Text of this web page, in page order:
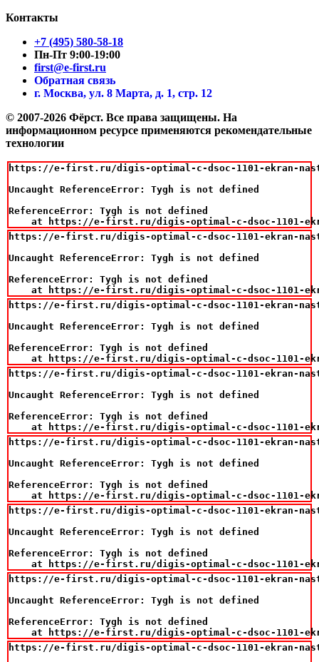
Контакты
+7 (495) 580-58-18
Пн-Пт 9:00-19:00
first@e-first.ru
Обратная связь
г. Москва, ул. 8 Марта, д. 1, стр. 12
© 2007-2026 Фёрст. Все права защищены. На
информационном ресурсе применяются рекомендательные
технологии
https://e-first.ru/digis-optimal-c-dsoc-1101-ekran-
Uncaught ReferenceError: Tygh is not defined
ReferenceError: Tygh is not defined
at https://e-first.ru/digis-optimal-c-dsoc-1101-
https://e-first.ru/digis-optimal-c-dsoc-1101-ekran-
Uncaught ReferenceError: Tygh is not defined
ReferenceError: Tygh is not defined
at https://e-first.ru/digis-optimal-c-dsoc-1101-
https://e-first.ru/digis-optimal-c-dsoc-1101-ekran-
Uncaught ReferenceError: Tygh is not defined
ReferenceError: Tygh is not defined
at https://e-first.ru/digis-optimal-c-dsoc-1101-
https://e-first.ru/digis-optimal-c-dsoc-1101-ekran-
Uncaught ReferenceError: Tygh is not defined
ReferenceError: Tygh is not defined
at https://e-first.ru/digis-optimal-c-dsoc-1101-
https://e-first.ru/digis-optimal-c-dsoc-1101-ekran-
Uncaught ReferenceError: Tygh is not defined
ReferenceError: Tygh is not defined
at https://e-first.ru/digis-optimal-c-dsoc-1101-
https://e-first.ru/digis-optimal-c-dsoc-1101-ekran-
Uncaught ReferenceError: Tygh is not defined
ReferenceError: Tygh is not defined
at https://e-first.ru/digis-optimal-c-dsoc-1101-
https://e-first.ru/digis-optimal-c-dsoc-1101-ekran-
Uncaught ReferenceError: Tygh is not defined
ReferenceError: Tygh is not defined
at https://e-first.ru/digis-optimal-c-dsoc-1101-
https://e-first.ru/digis-optimal-c-dsoc-1101-ekran-